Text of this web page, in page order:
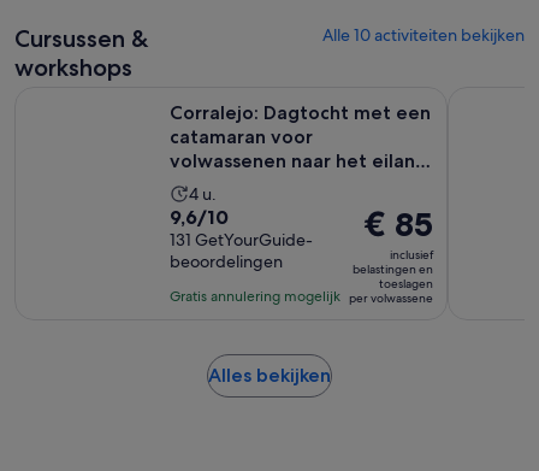
Cursussen &
workshops
Alle 10 activiteiten bekijken
Corralejo: Dagtocht met een
catamaran voor
volwassenen naar het eiland
Lobo...
De
activiteit
duurt
4
uur
4 u.
9.6
van
10
met
9,6/10
131 GetYourGuide-
beoordelingen
Gratis annulering mogelijk
De
prijs
is
€ 85
€ 85
inclusief
belastingen en
toeslagen
per volwassene
Alles bekijkenOpent